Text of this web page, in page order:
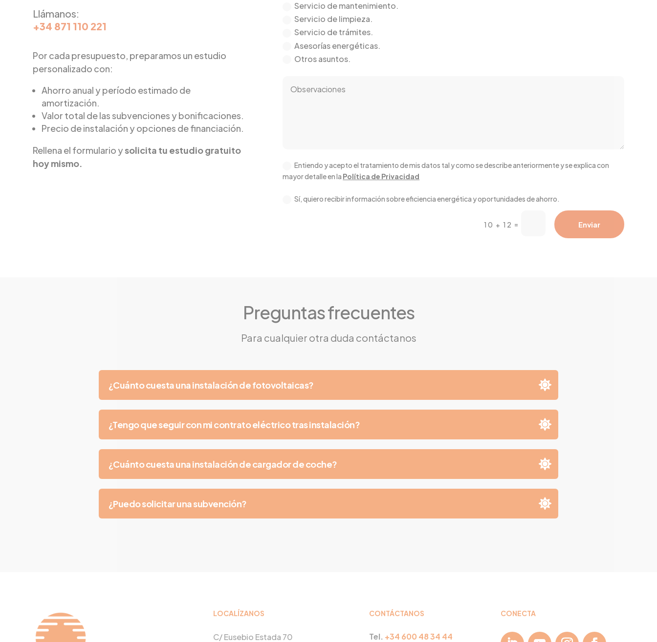
Llámanos:
+34 871 110 221
Por cada presupuesto, preparamos un estudio
personalizado con:
Ahorro anual y período estimado de
amortización.
Valor total de las subvenciones y bonificaciones.
Precio de instalación y opciones de financiación.
Rellena el formulario ysolicita tu estudio gratuito
hoy mismo.
Servicio de mantenimiento.
Servicio de limpieza.
Servicio de trámites.
Asesorías energéticas.
Otros asuntos.
Entiendo y acepto el tratamiento de mis datos tal y como se describe anteriormente y se explica con
mayor detalle en la Política de Privacidad
Sí, quiero recibir información sobre eficiencia energética y oportunidades de ahorro.
10 + 12 = Enviar
Preguntas frecuentes
Para cualquier otra duda contáctanos
¿Cuánto cuesta una instalación de fotovoltaicas?
¿Tengo que seguir con mi contrato eléctrico tras instalación?
¿Cuánto cuesta una instalación de cargador de coche?
¿Puedo solicitar una subvención?
LOCALÍZANOS
C/ Eusebio Estada 70
CONTÁCTANOS
Tel. +34 600 48 34 44
CONECTA